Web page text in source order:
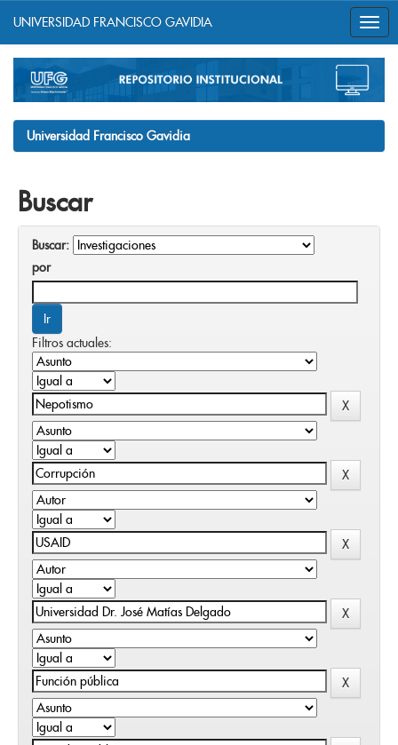
navigation
UNIVERSIDAD FRANCISCO GAVIDIA
Universidad Francisco Gavidia
Buscar
Buscar:
por
Filtros actuales: